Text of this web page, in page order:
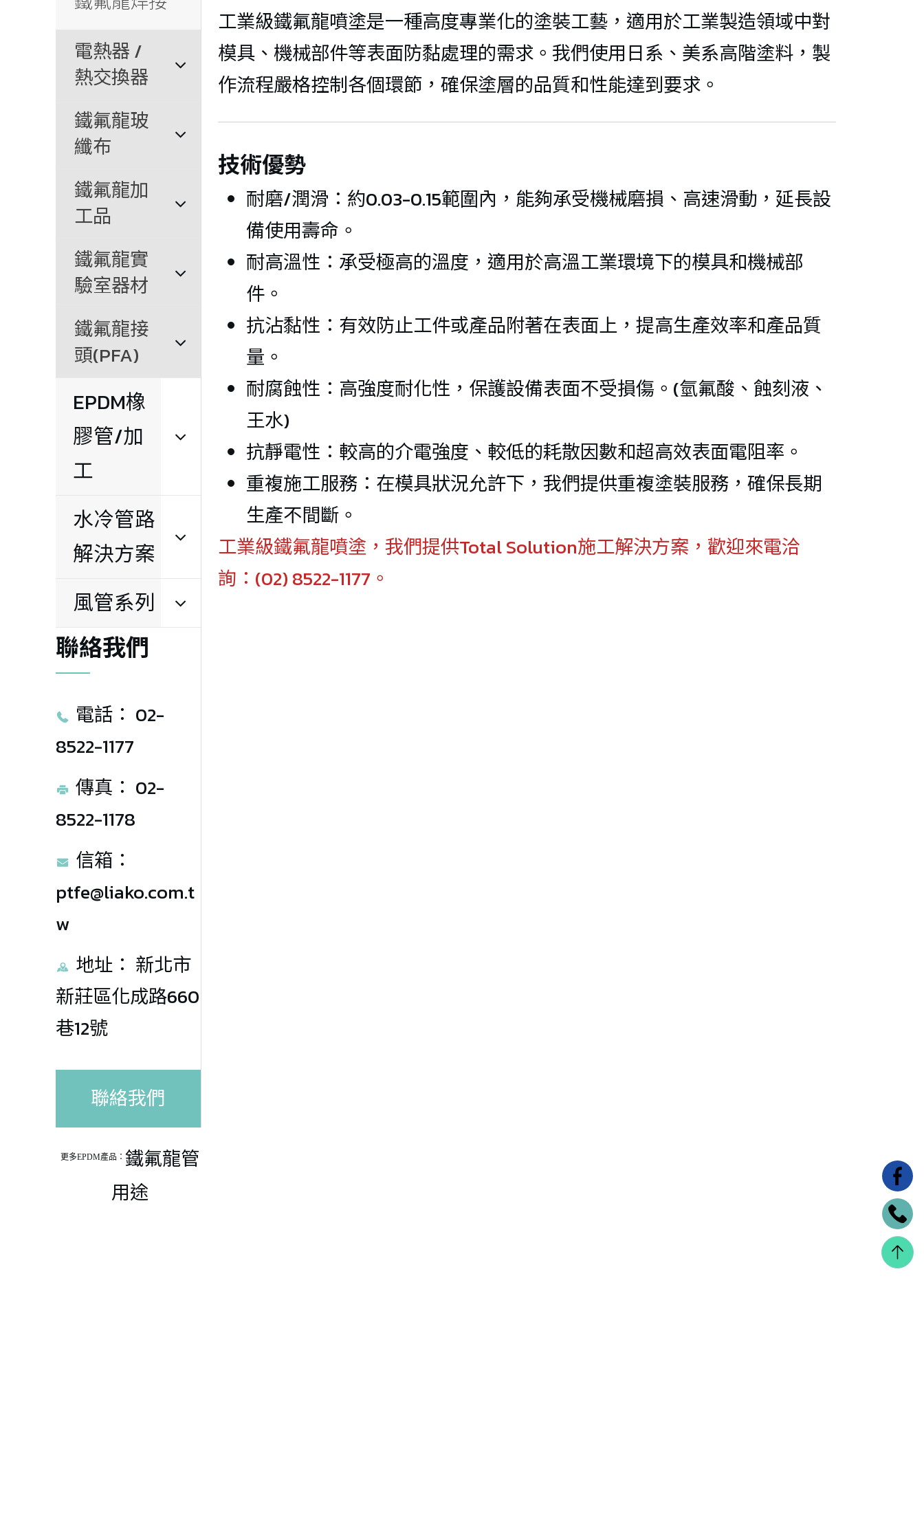
VITON O-RING 表
面噴塗 PTFE
PTFE O-RING / 全
氟O型圈
鐵氟龍螺絲
絲
彎接頭
PFA擴口外牙NPT
螺紋變徑90°彎接
頭
彎接頭
等徑90°彎接頭
PFA擴口等徑三
通接頭
PFA擴口變徑外
牙NPT螺紋接頭
PFA擴口變徑三
通接頭
(-70°C/+300°C)
LT-461 高溫排氣
風管
LT462-阻燃VO防
°C/+550°C)
管
燃風管
(-60℃/+900℃)
LT-490-S 阻燃超
高溫風管
電熱器 /
熱交換器
鐵氟龍玻
纖布
鐵氟龍加
工品
鐵氟龍實
驗室器材
鐵氟龍接
頭(PFA)
EPDM橡
膠管/加
工
水冷管路
解決方案
風管系列
聯絡我們
電話： 02-
8522-1177
傳真： 02-
8522-1178
信箱：
ptfe@liako.com.t
w
地址： 新北市
新莊區化成路660
巷12號
聯絡我們
工業級鐵氟龍噴塗是一種高度專業化的塗裝工藝，適用於工業製造領域中對
模具、機械部件等表面防黏處理的需求。我們使用日系、美系高階塗料，製
作流程嚴格控制各個環節，確保塗層的品質和性能達到要求。
技術優勢
耐磨/潤滑：約0.03-0.15範圍內，能夠承受機械磨損、高速滑動，延長設
備使用壽命。
耐高溫性：承受極高的溫度，適用於高溫工業環境下的模具和機械部
件。
抗沾黏性：有效防止工件或產品附著在表面上，提高生產效率和產品質
量。
耐腐蝕性：高強度耐化性，保護設備表面不受損傷。(氫氟酸、蝕刻液、
王水)
抗靜電性：較高的介電強度、較低的耗散因數和超高效表面電阻率。
重複施工服務：在模具狀況允許下，我們提供重複塗裝服務，確保長期
生產不間斷。
工業級鐵氟龍噴塗，我們提供Total Solution施工解決方案，歡迎來電洽
詢：(02) 8522-1177。
更多EPDM產品： 鐵氟龍管
用途